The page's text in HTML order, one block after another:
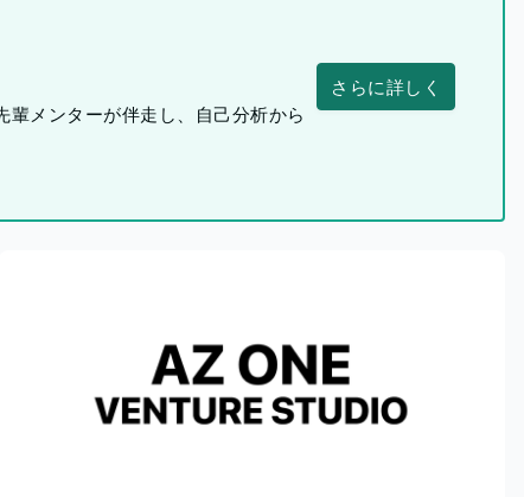
メンターが伴走し、自己分析から
さらに詳しく